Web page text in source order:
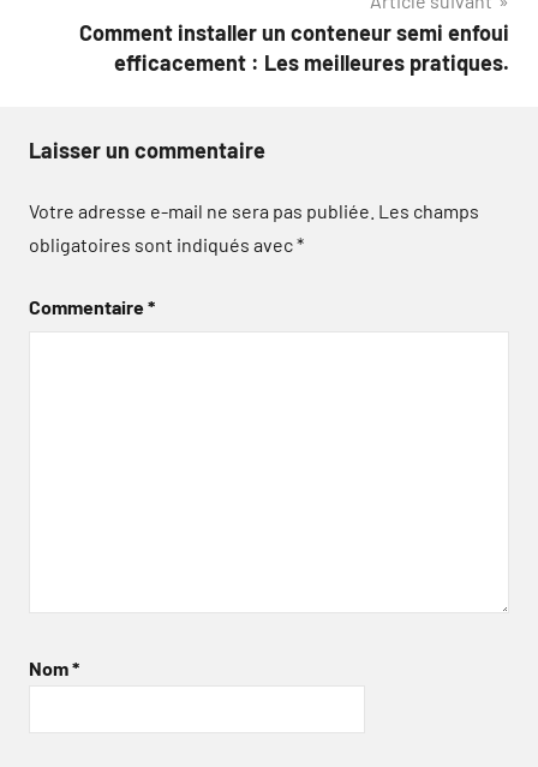
Comment installer un conteneur semi enfoui
efficacement : Les meilleures pratiques.
Laisser un commentaire
Votre adresse e-mail ne sera pas publiée. Les champs
obligatoires sont indiqués avec*
Commentaire*
Nom*